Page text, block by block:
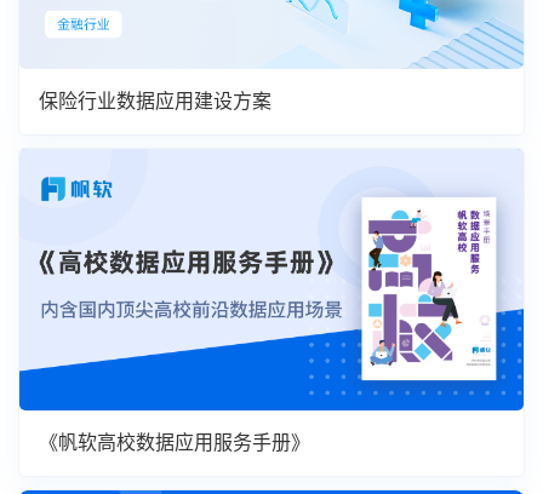
保险行业数据应用建设方案
《帆软高校数据应用服务手册》